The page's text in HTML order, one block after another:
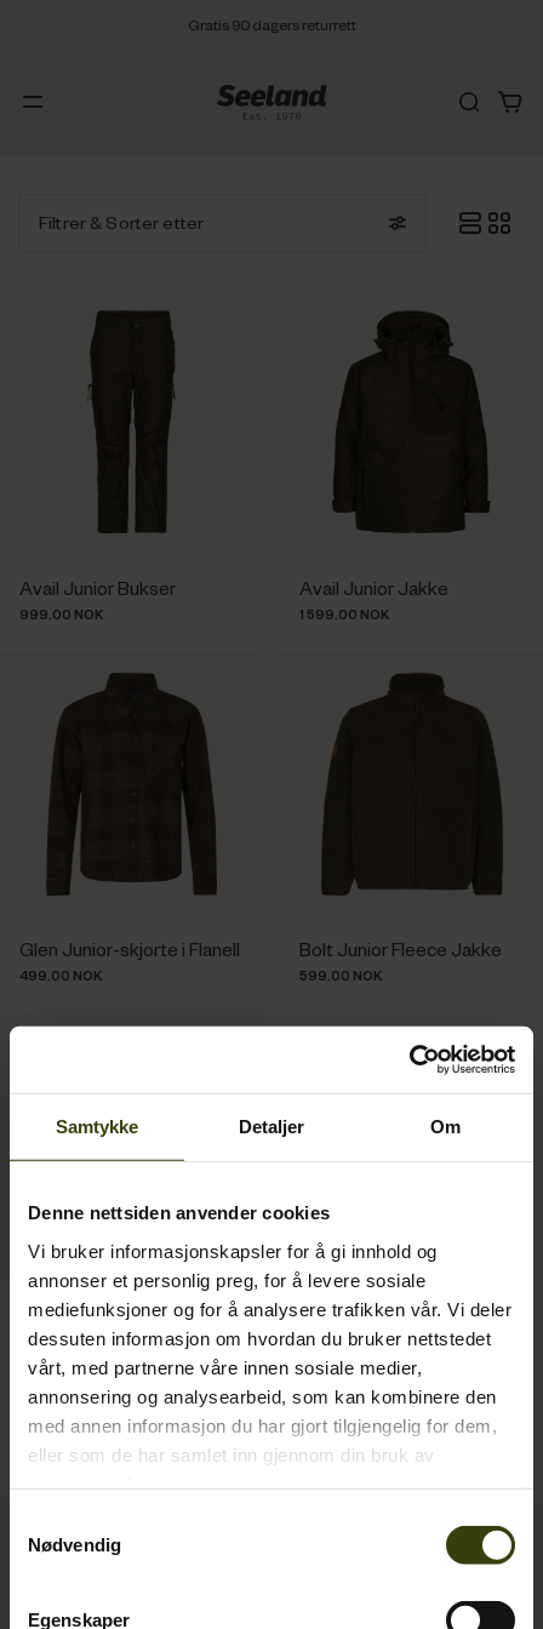
Samtykke Detaljer Om
Denne nettsiden anvender cookies
Vi bruker informasjonskapsler for å gi innhold og
annonser et personlig preg, for å levere sosiale
mediefunksjoner og for å analysere trafikken vår. Vi deler
dessuten informasjon om hvordan du bruker nettstedet
vårt, med partnerne våre innen sosiale medier,
annonsering og analysearbeid, som kan kombinere den
med annen informasjon du har gjort tilgjengelig for dem,
eller som de har samlet inn gjennom din bruk av
Nødvendig
Egenskaper
Gratis 90 dagers returrett
Filtrer & Sorter etter
Avail Junior Bukser
999.00 NOK
Avail Junior Jakke
1 599.00 NOK
Glen Junior-skjorte i Flanell
499.00 NOK
Bolt Junior Fleece Jakke
599.00 NOK
Benjamin Junior Fleece
499.00 NOK
1
Kontakt oss